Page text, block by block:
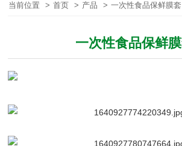
当前位置 > 首页 > 产品 > 一次性食品保鲜膜套
一次性食品保鲜